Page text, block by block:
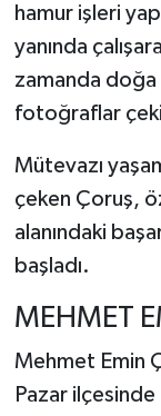
hamur işleri
yanında
zamanda doğa
fotoğraflar
Mütevazı
çeken Çoruş,
alanındaki
başladı.
MEHMET
Mehmet Emin
Pazar